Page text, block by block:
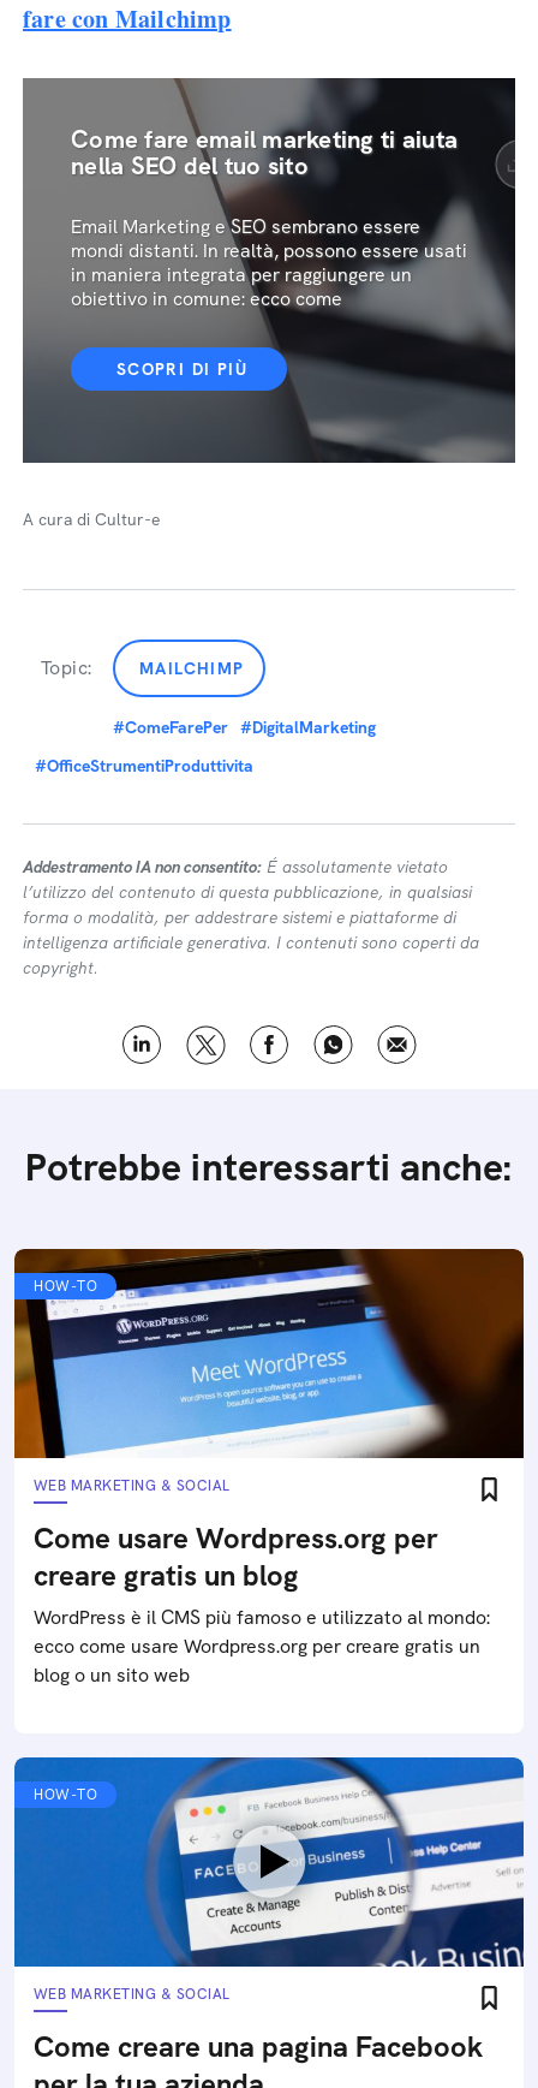
fare con Mailchimp
Come fare email marketing ti aiuta
nella SEO del tuo sito
Email Marketing e SEO sembrano essere
mondi distanti. In realtà, possono essere usati
in maniera integrata per raggiungere un
obiettivo in comune: ecco come
SCOPRI DI PIÙ
A cura di Cultur-e
Topic: MAILCHIMP
#ComeFarePer #DigitalMarketing
#OfficeStrumentiProduttivita
Addestramento IA non consentito: É assolutamente vietato
l’utilizzo del contenuto di questa pubblicazione, in qualsiasi
forma o modalità, per addestrare sistemi e piattaforme di
intelligenza artificiale generativa. I contenuti sono coperti da
copyright.
Potrebbe interessarti anche:
HOW-TO
WEB MARKETING & SOCIAL
Come usare Wordpress.org per
creare gratis un blog
WordPress è il CMS più famoso e utilizzato al mondo:
ecco come usare Wordpress.org per creare gratis un
blog o un sito web
HOW-TO
WEB MARKETING & SOCIAL
Come creare una pagina Facebook